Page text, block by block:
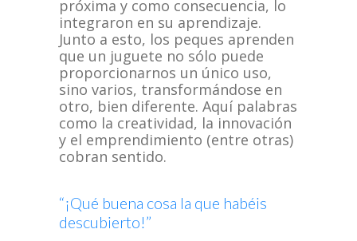
próxima y como consecuencia, lo
integraron en su aprendizaje.
Junto a esto, los peques aprenden
que un juguete no sólo puede
proporcionarnos un único uso,
sino varios, transformándose en
otro, bien diferente. Aquí palabras
como la creatividad, la innovación
y el emprendimiento (entre otras)
cobran sentido.
“¡Qué buena cosa la que habéis
descubierto!”